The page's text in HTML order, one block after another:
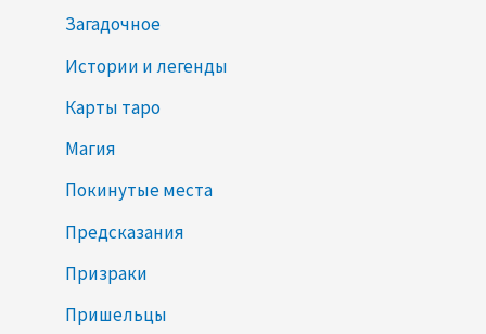
Загадочное
Истории и легенды
Карты таро
Магия
Покинутые места
Предсказания
Призраки
Пришельцы